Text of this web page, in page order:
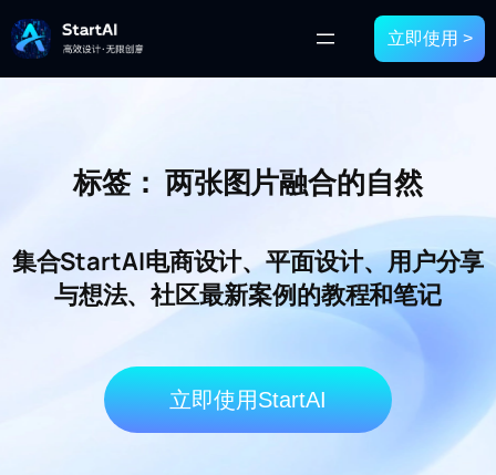
立即使用 >
标签： 两张图片融合的自然
集合StartAI电商设计、平面设计、用户分享
与想法、社区最新案例的教程和笔记
立即使用StartAI